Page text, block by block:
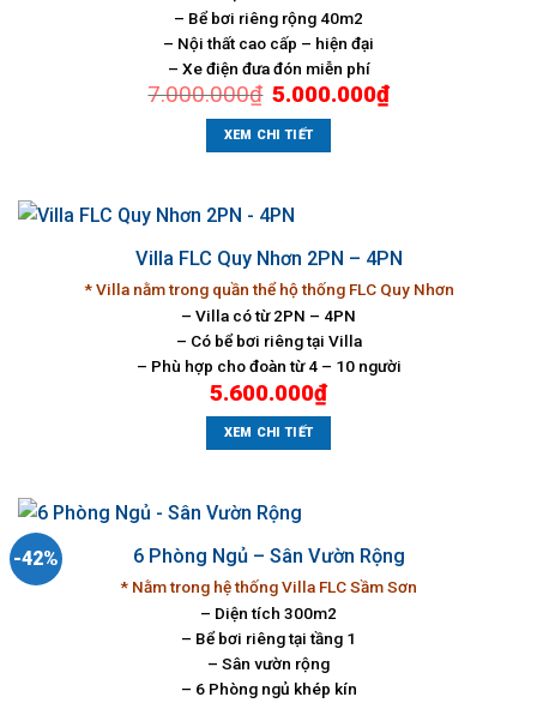
– Bể bơi riêng rộng 40m2
– Nội thất cao cấp – hiện đại
– Xe điện đưa đón miễn phí
7.000.000₫ Giá
gốc
là:
7.000.000₫.
5.000.000₫Giá
hiện
XEM CHI TIẾT
Villa FLC Quy Nhơn 2PN – 4PN
* Villa nằm trong quần thể hộ thống FLC Quy Nhơn
– Villa có từ 2PN – 4PN
– Có bể bơi riêng tại Villa
– Phù hợp cho đoàn từ 4 – 10 người
5.600.000₫
XEM CHI TIẾT
-42% 6 Phòng Ngủ – Sân Vườn Rộng
* Nằm trong hệ thống Villa FLC Sầm Sơn
– Diện tích 300m2
– Bể bơi riêng tại tầng 1
– Sân vườn rộng
– 6 Phòng ngủ khép kín